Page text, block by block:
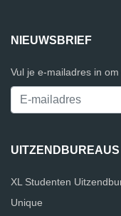
NIEUWSBRIEF
Vul je e-mailadres in
UITZENDBUREAUS
XL Studenten
Unique